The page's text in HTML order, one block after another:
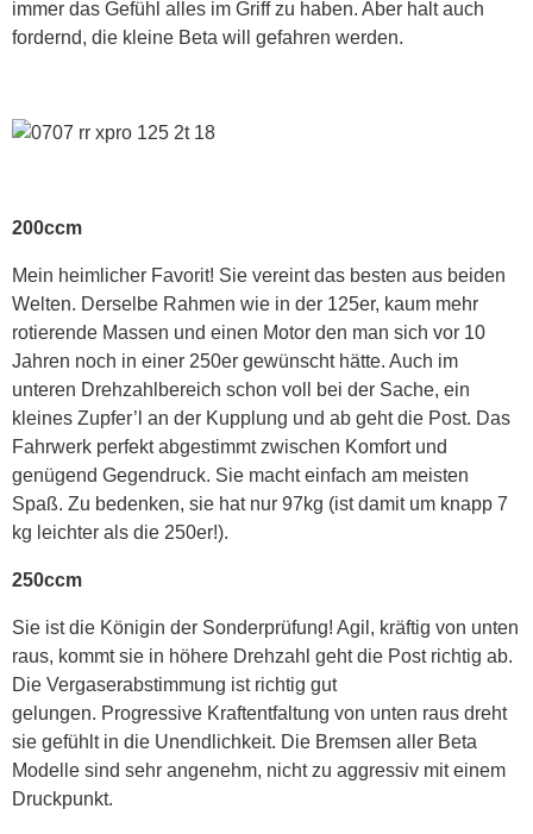
immer das Gefühl alles im Griff zu haben. Aber halt auch
fordernd, die kleine Beta will gefahren werden.
200ccm
Mein heimlicher Favorit! Sie vereint das besten aus beiden
Welten. Derselbe Rahmen wie in der 125er, kaum mehr
rotierende Massen und einen Motor den man sich vor 10
Jahren noch in einer 250er gewünscht hätte. Auch im
unteren Drehzahlbereich schon voll bei der Sache, ein
kleines Zupfer’l an der Kupplung und ab geht die Post. Das
Fahrwerk perfekt abgestimmt zwischen Komfort und
genügend Gegendruck. Sie macht einfach am meisten
Spaß. Zu bedenken, sie hat nur 97kg (ist damit um knapp 7
kg leichter als die 250er!).
250ccm
Sie ist die Königin der Sonderprüfung! Agil, kräftig von unten
raus, kommt sie in höhere Drehzahl geht die Post richtig ab.
Die Vergaserabstimmung ist richtig gut
gelungen. Progressive Kraftentfaltung von unten raus dreht
sie gefühlt in die Unendlichkeit. Die Bremsen aller Beta
Modelle sind sehr angenehm, nicht zu aggressiv mit einem
Druckpunkt.